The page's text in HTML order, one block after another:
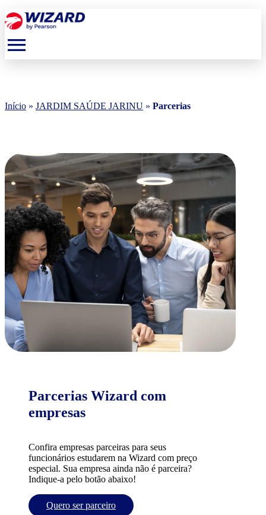
menu
Início » JARDIM SAÚDE JARINU » Parcerias
Parcerias Wizard com
empresas
Confira empresas parceiras para seus
funcionários estudarem na Wizard com preço
especial. Sua empresa ainda não é parceira?
Indique-a pelo botão abaixo!
Quero ser parceiro